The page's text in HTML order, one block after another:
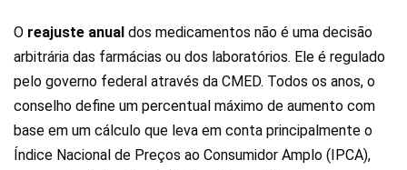
O reajuste anual dos medicamentos não é uma decisão
arbitrária das farmácias ou dos laboratórios. Ele é regulado
pelo governo federal através da CMED. Todos os anos, o
conselho define um percentual máximo de aumento com
base em um cálculo que leva em conta principalmente o
Índice Nacional de Preços ao Consumidor Amplo (IPCA),